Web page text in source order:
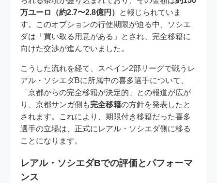
万ユーロ（約2.7〜2.8億円） と報じられていま
す。このオプションの行使期限が迫る中、ソシエ
ダは「買い取る用意がある」とされ、完全移籍に
向けた交渉が進んでいました。
こうした流れを経て、スペイン2部リーグで戦うレ
アル・ソシエダBに所属中の喜多選手について、
「京都からの完全移籍が決定的」との報道が広が
り、京都サンガ側も完全移籍の方針を発表したと
されます。これにより、期限付き移籍だった喜多
選手の立場は、正式にレアル・ソシエダ側に移る
ことになります。
レアル・ソシエダBでの評価とパフォーマ
ンス